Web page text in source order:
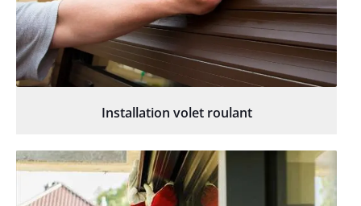
Installation volet roulant